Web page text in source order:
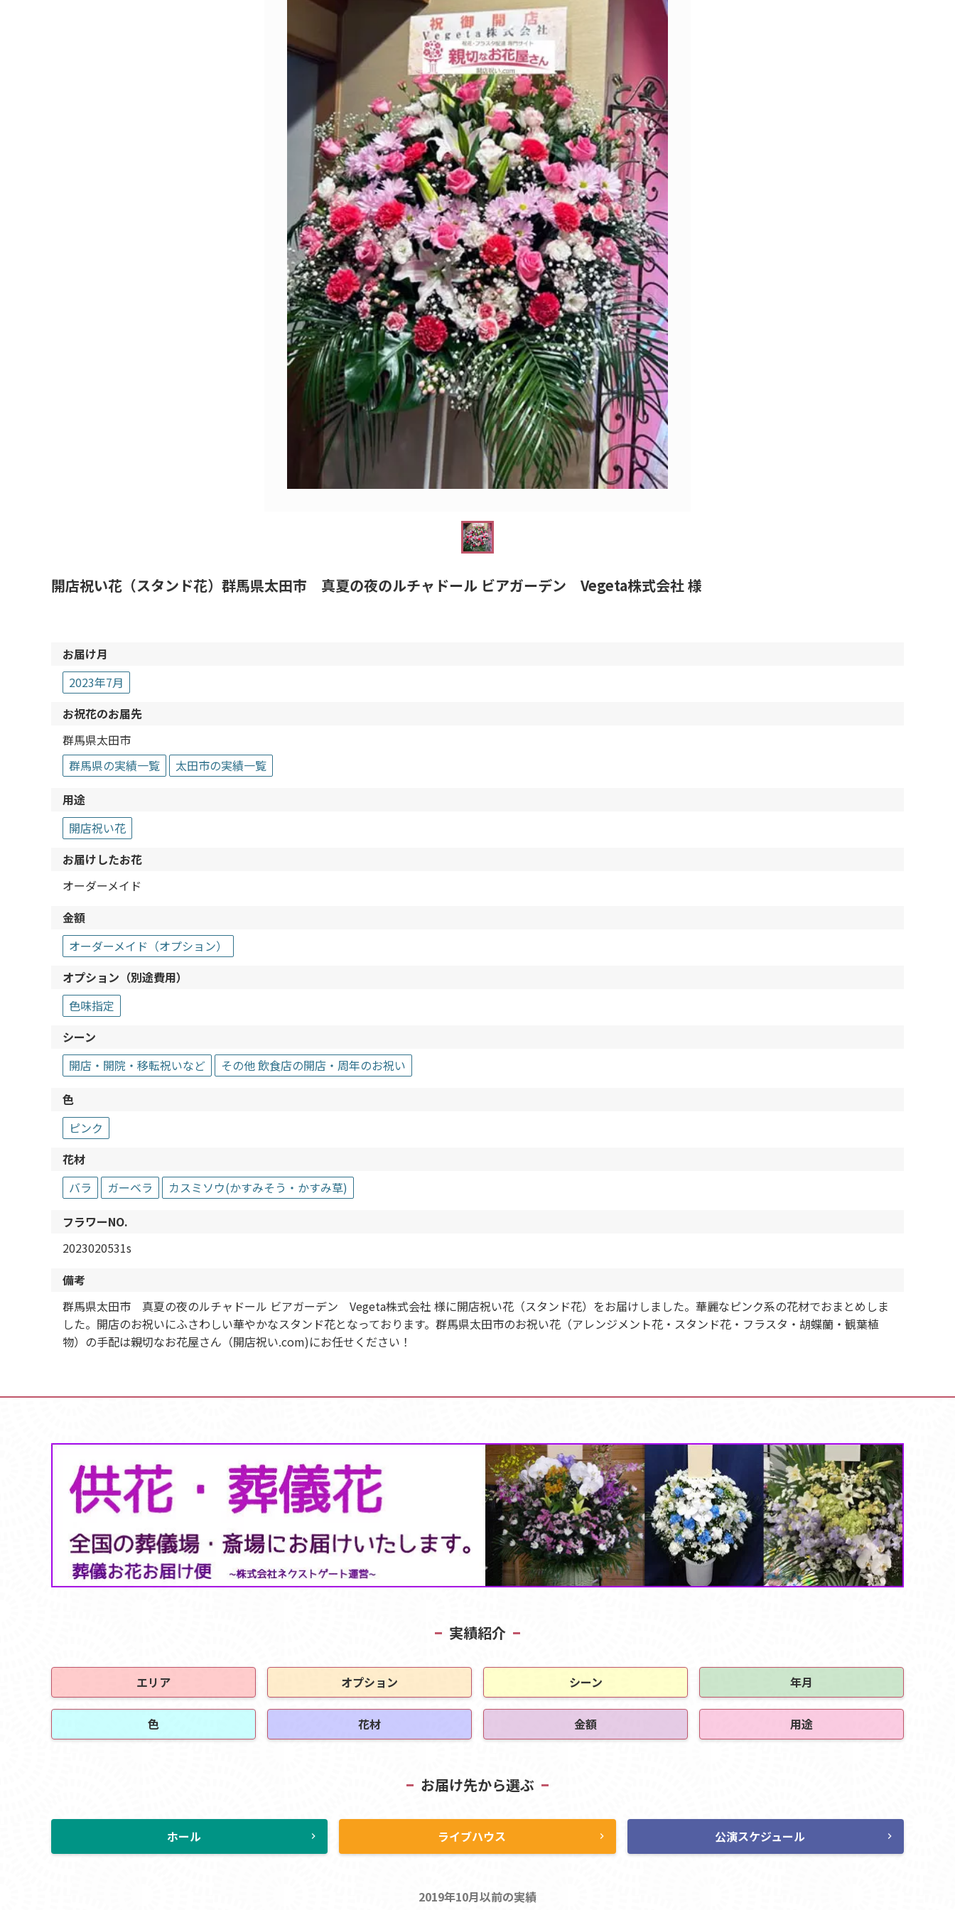
開店祝い花（スタンド花）群馬県太田市 真夏の夜のルチャドール ビアガーデン Vegeta株式会社 様
お届け月
2023年7月
お祝花のお届先
群馬県太田市
群馬県の実績一覧
太田市の実績一覧
用途
開店祝い花
お届けしたお花
オーダーメイド
金額
オーダーメイド（オプション）
オプション（別途費用）
色味指定
シーン
開店・開院・移転祝いなど
その他 飲食店の開店・周年のお祝い
色
ピンク
花材
バラ
ガーベラ
カスミソウ(かすみそう・かすみ草)
フラワーNO.
2023020531s
備考
群馬県太田市 真夏の夜のルチャドール ビアガーデン Vegeta株式会社 様に開店祝い花（スタンド花）をお届けしました。華麗なピンク系の花材でおまとめしま
した。開店のお祝いにふさわしい華やかなスタンド花となっております。群馬県太田市のお祝い花（アレンジメント花・スタンド花・フラスタ・胡蝶蘭・観葉植
物）の手配は親切なお花屋さん（開店祝い.com)にお任せください！
実績紹介
エリア オプション シーン 年月
色 花材 金額 用途
お届け先から選ぶ
ホール chevron_right ライブハウス chevron_right 公演スケジュール chevron_right
2019年10月以前の実績